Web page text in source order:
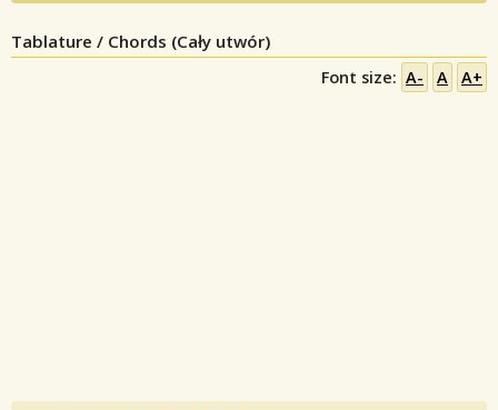
Tablature / Chords (Cały utwór)
Font size: A- A A+